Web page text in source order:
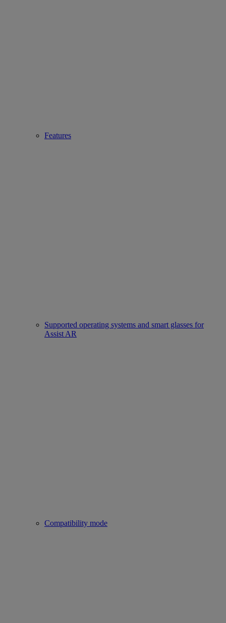
Features
Supported operating systems and smart glasses for
Assist AR
Compatibility mode